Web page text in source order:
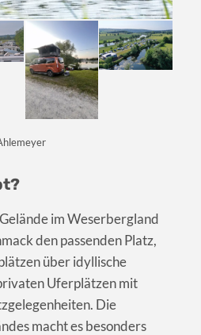
im Weserbergland
den passenden Platz,
über idyllische
Uferplätzen mit
Die
macht es besonders